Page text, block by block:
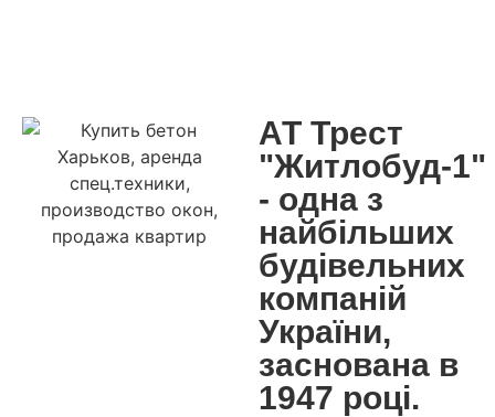
АТ Трест
"Житлобуд-1"
- одна з
найбільших
будівельних
компаній
України,
заснована в
1947 році.